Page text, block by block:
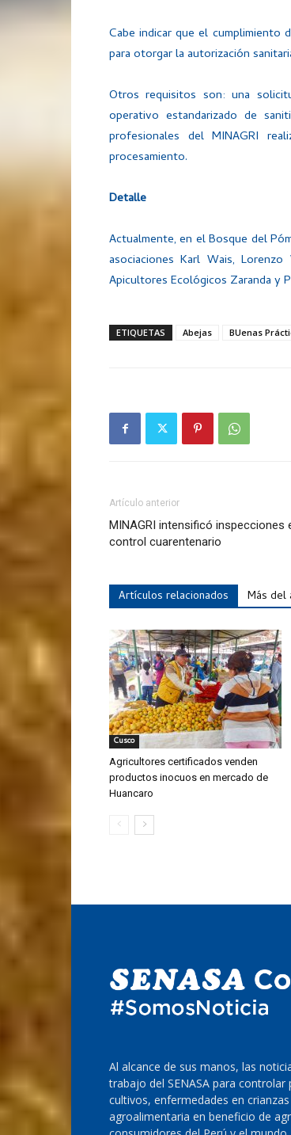
Cabe indicar que el cumplimiento
para otorgar la autorización
Otros requisitos son: una
operativo estandarizado de
profesionales del MINAGRI
procesamiento.
Detalle
Actualmente, en el Bosque del
asociaciones Karl Wais,
Apicultores Ecológicos Zaranda y
ETIQUETAS Abejas BUenas
Artículo anterior
MINAGRI intensificó inspecciones
control cuarentenario
Artículos relacionados Más del
Cusco
Agricultores certificados venden
productos inocuos en mercado de
Huancaro
Al alcance de sus manos, las
trabajo del SENASA para controlar
cultivos, enfermedades en
agroalimentaria en beneficio de